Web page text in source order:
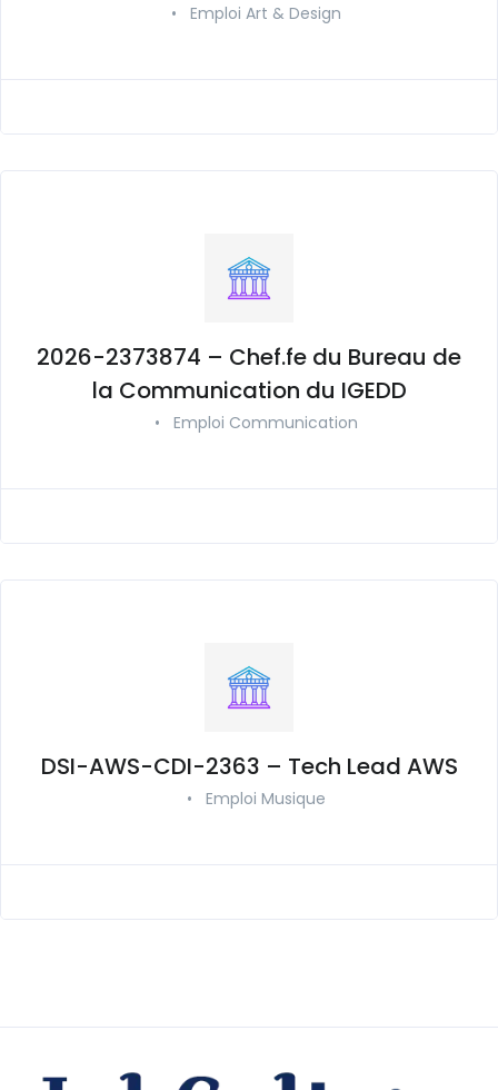
• Emploi Art & Design
2026-2373874 – Chef.fe du Bureau de
la Communication du IGEDD
• Emploi Communication
DSI-AWS-CDI-2363 – Tech Lead AWS
• Emploi Musique